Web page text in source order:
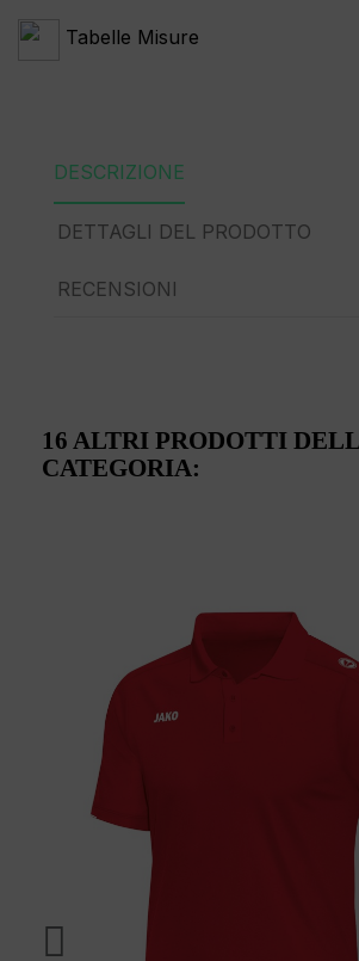
Tabelle Misure
DESCRIZIONE
DETTAGLI DEL PRODOTTO
RECENSIONI
16 ALTRI PRODOTTI
CATEGORIA: